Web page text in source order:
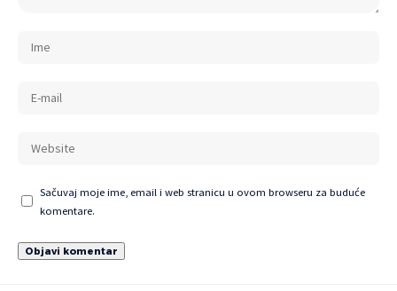
Sačuvaj moje ime, email i web stranicu u ovom browseru za buduće
komentare.